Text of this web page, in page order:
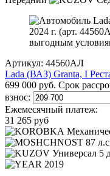
Артикул: 44560АЛ
Lada (ВАЗ) Granta, I
699 000 руб. Срок
взнос:
Ежемесячный платеж:
31 265 руб
87
Универсал 5
2019